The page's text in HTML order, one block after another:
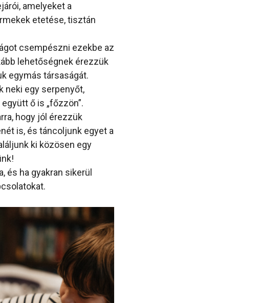
amelyeket a
etetése, tisztán
csempészni ezekbe az
lehetőségnek érezzük
egymás társaságát.
neki egy serpenyőt,
ő is „főzzön”.
hogy jól érezzük
is, és táncoljunk egyet a
ki közösen egy
és ha gyakran sikerül